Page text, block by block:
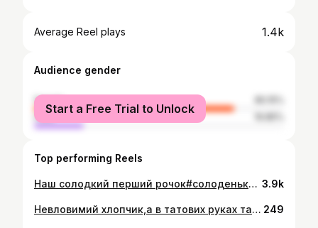
Average Reel plays 1.4k
Audience gender
female
male
Start a Free Trial to Unlock
Top performing Reels
Наш солодкий перший рочок#солоденькийхлопчик❤️ #будьщасливим🎉💋🎈🎉🎊❤️💛💖💓💜 #щасливогодитинства💕 #мирногонебанадголовой🙏 #любимотебебезмежно❤️❤️❤️👼 3.9k
Невловимий хлопчик,а в татових руках так високо та безпечно)ти наше коханнячко♥️♥️♥️💓💗💙💛 249